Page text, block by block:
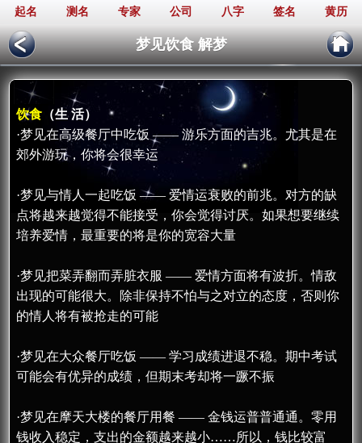
起名 测名 专家 公司 八字 签名 黄历
梦见饮食 解梦
饮食 （生 活）
·梦见在高级餐厅中吃饭 —— 游乐方面的吉兆。尤其是在
郊外游玩，你将会很幸运
·梦见与情人一起吃饭 —— 爱情运衰败的前兆。对方的缺
点将越来越觉得不能接受，你会觉得讨厌。如果想要继续
培养爱情，最重要的将是你的宽容大量
·梦见把菜弄翻而弄脏衣服 —— 爱情方面将有波折。情敌
出现的可能很大。除非保持不怕与之对立的态度，否则你
的情人将有被抢走的可能
·梦见在大众餐厅吃饭 —— 学习成绩进退不稳。期中考试
可能会有优异的成绩，但期末考却将一蹶不振
·梦见在摩天大楼的餐厅用餐 —— 金钱运普普通通。零用
钱收入稳定，支出的金额越来越小……所以，钱比较富